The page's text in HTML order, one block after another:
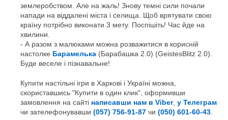
землеробством. Але на жаль! Знову темні сили почали
напади на віддалені міста і селища. Щоб врятувати свою
країну потрібно виконати 3 мету. Поспішіть! Час йде на
хвилини.
А разом з малюками можна розважитися в корисній
настолке Барамелька (Барабашка 2.0) (GeistesBlitz 2.0).
Буде веселе і пізнавальне!
Купити настільні ігри в Харкові і Україні можна,
скориставшись "Купити в один клик", оформивши
замовлення на сайті написавши нам в Viber, у Телеграм
чи зателефонувавши (057) 756-91-87 чи (050) 601-60-43.